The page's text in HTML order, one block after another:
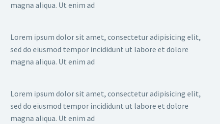
magna aliqua. Ut enim ad
Lorem ipsum dolor sit amet, consectetur adipisicing elit,
sed do eiusmod tempor incididunt ut labore et dolore
magna aliqua. Ut enim ad
Lorem ipsum dolor sit amet, consectetur adipisicing elit,
sed do eiusmod tempor incididunt ut labore et dolore
magna aliqua. Ut enim ad